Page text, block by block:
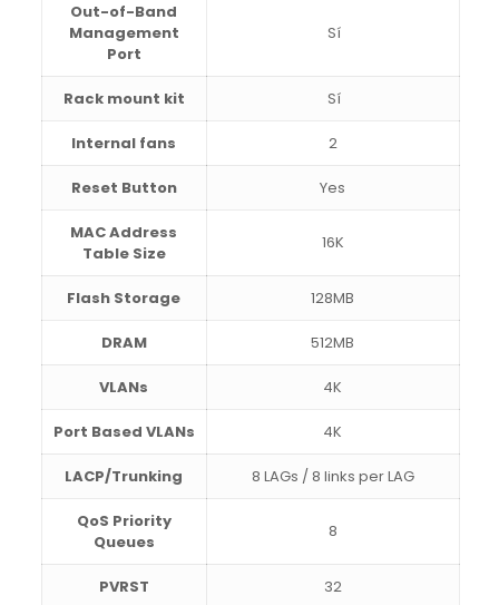
Out-of-Band
Management
Port
Sí
Rack mount kit Sí
Internal fans 2
Reset Button Yes
MAC Address
Table Size
16K
Flash Storage 128MB
DRAM 512MB
VLANs 4K
Port Based VLANs 4K
LACP/Trunking 8 LAGs / 8 links per LAG
QoS Priority
Queues
8
PVRST 32